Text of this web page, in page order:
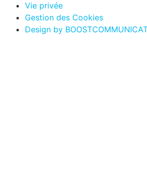
Vie privée
Gestion des Cookies
Design by